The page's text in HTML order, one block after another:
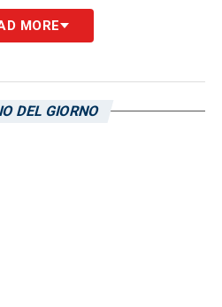
Sampdoria
buona tripletta.
versatile, a tutto tondo.
MORE
DEL GIORNO